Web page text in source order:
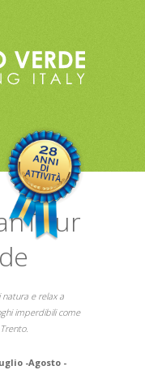
e relax a
imperdibili come
-Agosto -